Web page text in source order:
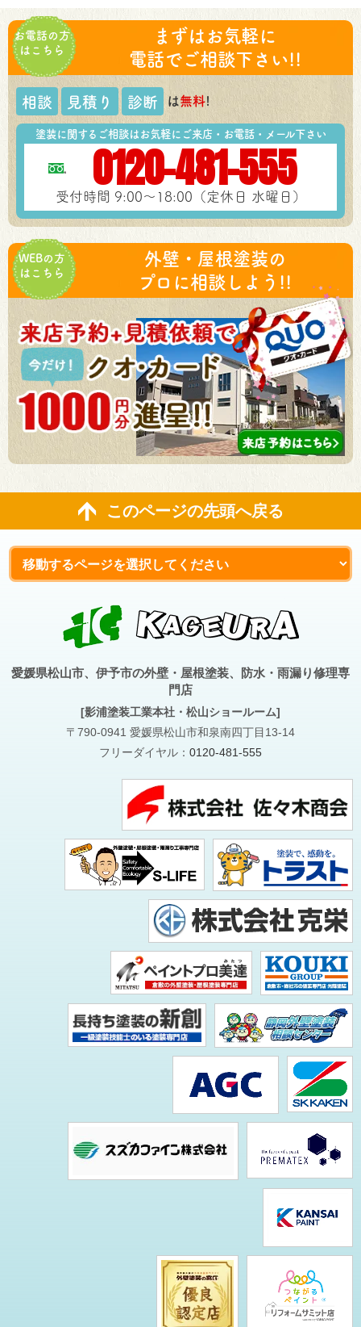
お電話の方
はこちら
まずはお気軽に
電話でご相談下さい!!
相談 見積り 診断 は無料!
塗装に関するご相談はお気軽にご来店・お電話・メール下さい
0120-481-555
受付時間 9:00～18:00（定休日 水曜日）
WEBの方
はこちら
外壁・屋根塗装の
プロに相談しよう!!
このページの先頭へ戻る
愛媛県松山市、伊予市の外壁・屋根塗装、防水・雨漏り修理専
門店
[影浦塗装工業本社・松山ショールーム]
〒790-0941 愛媛県松山市和泉南四丁目13-14
フリーダイヤル： 0120-481-555